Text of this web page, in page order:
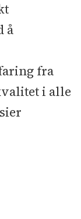
å
fra
i alle